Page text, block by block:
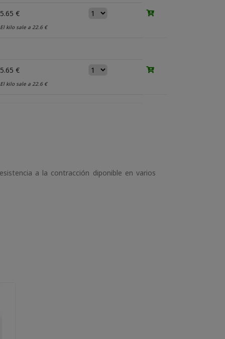
5.65 €
El kilo sale a 22.6 €
5.65 €
El kilo sale a 22.6 €
a la contracción diponible en varios